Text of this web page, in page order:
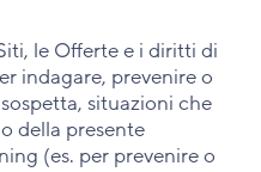
le Offerte e i diritti di
indagare, prevenire o
situazioni che
della presente
(es. per prevenire o